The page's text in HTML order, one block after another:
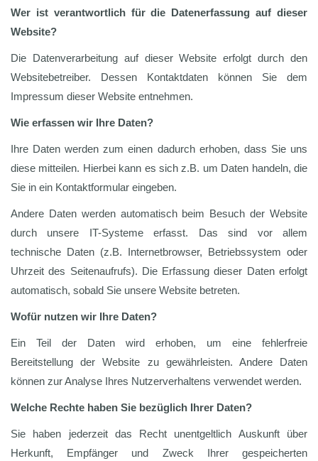
Wer ist verantwortlich für die Datenerfassung auf dieser
Website?
Die Datenverarbeitung auf dieser Website erfolgt durch den
Websitebetreiber. Dessen Kontaktdaten können Sie dem
Impressum dieser Website entnehmen.
Wie erfassen wir Ihre Daten?
Ihre Daten werden zum einen dadurch erhoben, dass Sie uns
diese mitteilen. Hierbei kann es sich z.B. um Daten handeln, die
Sie in ein Kontaktformular eingeben.
Andere Daten werden automatisch beim Besuch der Website
durch unsere IT-Systeme erfasst. Das sind vor allem
technische Daten (z.B. Internetbrowser, Betriebssystem oder
Uhrzeit des Seitenaufrufs). Die Erfassung dieser Daten erfolgt
automatisch, sobald Sie unsere Website betreten.
Wofür nutzen wir Ihre Daten?
Ein Teil der Daten wird erhoben, um eine fehlerfreie
Bereitstellung der Website zu gewährleisten. Andere Daten
können zur Analyse Ihres Nutzerverhaltens verwendet werden.
Welche Rechte haben Sie bezüglich Ihrer Daten?
Sie haben jederzeit das Recht unentgeltlich Auskunft über
Herkunft, Empfänger und Zweck Ihrer gespeicherten